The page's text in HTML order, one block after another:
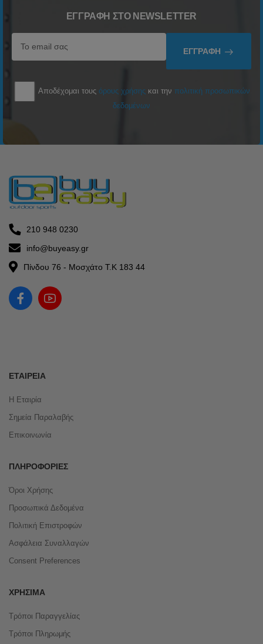
ΕΓΓΡΑΦΉ ΣΤΟ NEWSLETTER
ΕΓΓΡΑΦΉ
Αποδέχομαι τους όρους χρήσης και την πολιτική προσωπικών
δεδομένων
210 948 0230
info@buyeasy.gr
Πίνδου 76 - Μοσχάτο Τ.Κ 183 44
ΕΤΑΙΡΕΊΑ
Η Εταιρία
Σημεία Παραλαβής
Επικοινωνία
ΠΛΗΡΟΦΟΡΊΕΣ
Όροι Χρήσης
Προσωπικά Δεδομένα
Πολιτική Επιστροφών
Ασφάλεια Συναλλαγών
Consent Preferences
ΧΡΉΣΙΜΑ
Τρόποι Παραγγελίας
Τρόποι Πληρωμής